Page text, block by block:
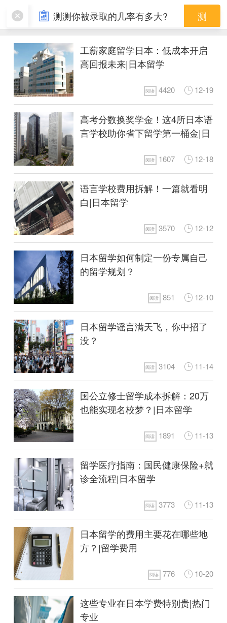
费用详解
工薪家庭留学日本：低成本开启
高回报未来|日本留学
阅读 4420 12-19
高考分数换奖学金！这4所日本语
言学校助你省下留学第一桶金|日
阅读 1607 12-18
语言学校费用拆解！一篇就看明
白|日本留学
阅读 3570 12-12
日本留学如何制定一份专属自己
的留学规划？
阅读 851 12-10
日本留学谣言满天飞，你中招了
没？
阅读 3104 11-14
国公立修士留学成本拆解：20万
也能实现名校梦？|日本留学
阅读 1891 11-13
留学医疗指南：国民健康保险+就
诊全流程|日本留学
阅读 3773 11-13
日本留学的费用主要花在哪些地
方？|留学费用
阅读 776 10-20
这些专业在日本学费特别贵|热门
专业
测测你被录取的几率有多大? 测